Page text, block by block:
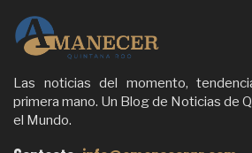
Las noticias del momento,
primera mano. Un Blog de Noticias de
el Mundo.